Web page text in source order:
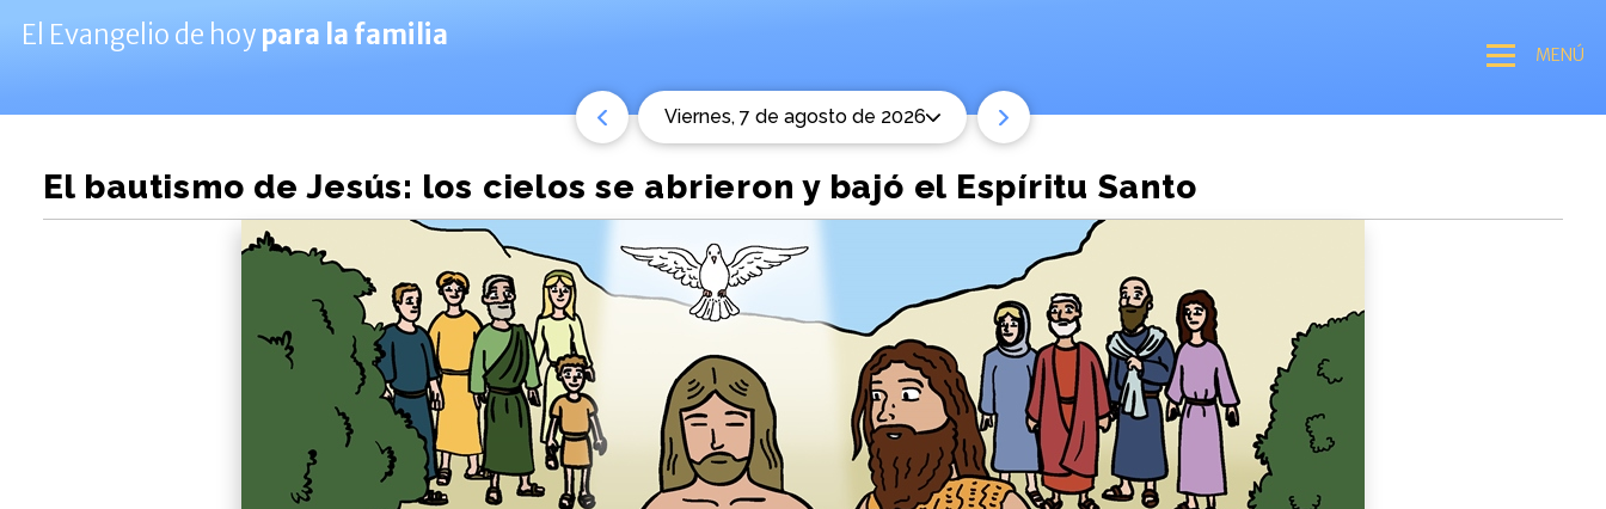
El Evangelio de hoy para la familia
MENÚ
viernes, 7 de agosto de 2026
El bautismo de Jesús: los cielos se abrieron y bajó el Espíritu Santo